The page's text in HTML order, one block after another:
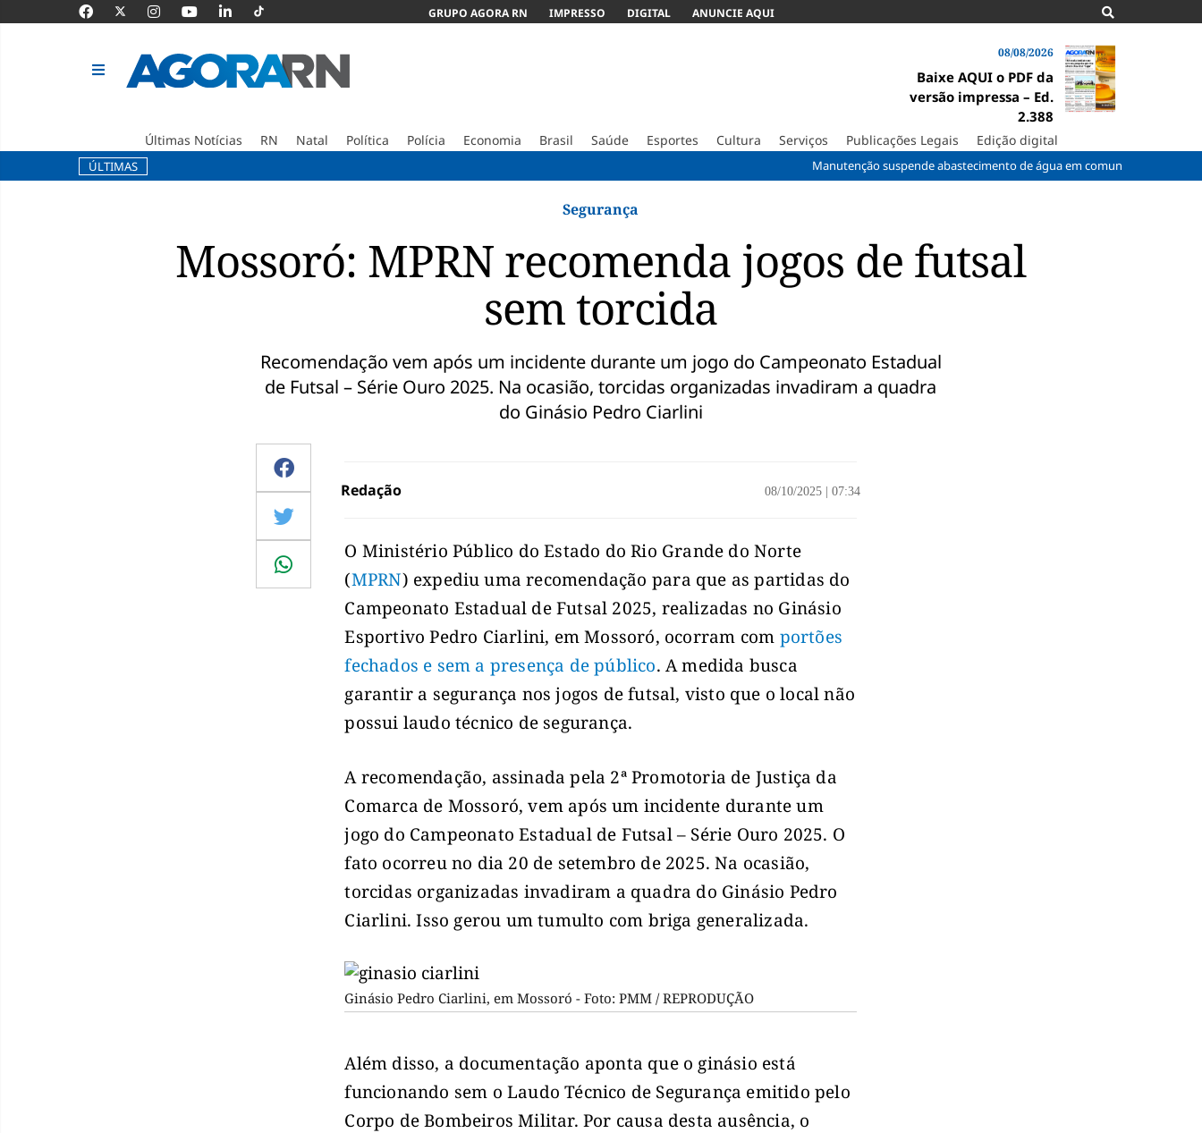
GRUPO AGORA RN IMPRESSO DIGITAL ANUNCIE AQUI
08/08/2026
Baixe AQUI o PDF da
versão impressa – Ed.
2.388
Últimas Notícias RN Natal Política Polícia Economia Brasil Saúde Esportes Cultura Serviços Publicações Legais Edição digital
ÚLTIMAS Manutenção suspende abastecimento de água em comunidades rurais de Macaíba
Segurança
Mossoró: MPRN recomenda jogos de futsal
sem torcida
Recomendação vem após um incidente durante um jogo do Campeonato Estadual
de Futsal – Série Ouro 2025. Na ocasião, torcidas organizadas invadiram a quadra
do Ginásio Pedro Ciarlini
Redação 08/10/2025 07:34
O Ministério Público do Estado do Rio Grande do Norte
(MPRN) expediu uma recomendação para que as partidas do
Campeonato Estadual de Futsal 2025, realizadas no Ginásio
Esportivo Pedro Ciarlini, em Mossoró, ocorram com portões
fechados e sem a presença de público. A medida busca
garantir a segurança nos jogos de futsal, visto que o local não
possui laudo técnico de segurança.
A recomendação, assinada pela 2ª Promotoria de Justiça da
Comarca de Mossoró, vem após um incidente durante um
jogo do Campeonato Estadual de Futsal – Série Ouro 2025. O
fato ocorreu no dia 20 de setembro de 2025. Na ocasião,
torcidas organizadas invadiram a quadra do Ginásio Pedro
Ciarlini. Isso gerou um tumulto com briga generalizada.
Ginásio Pedro Ciarlini, em Mossoró - Foto: PMM / REPRODUÇÃO
Além disso, a documentação aponta que o ginásio está
funcionando sem o Laudo Técnico de Segurança emitido pelo
Corpo de Bombeiros Militar. Por causa desta ausência, o